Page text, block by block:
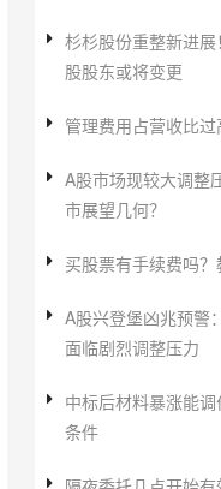
杉杉股份重整新进
股股东或将变更
管理费用占营收比
A股市场现较大调整
市展望几何？
买股票有手续费吗
A股兴登堡凶兆预警
面临剧烈调整压力
中标后材料暴涨能
条件